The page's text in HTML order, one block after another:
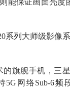
能保证画面亮度
系列大师级影像
旗舰手机，三星
5G网络Sub-6